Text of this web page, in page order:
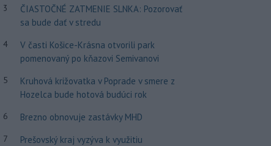
3
ČIASTOČNÉ ZATMENIE SLNKA: Pozorovať
sa bude dať v stredu
4
V časti Košice-Krásna otvorili park
pomenovaný po kňazovi Semivanovi
5
Kruhová križovatka v Poprade v smere z
Hozelca bude hotová budúci rok
6 Brezno obnovuje zastávky MHD
7
Prešovský kraj vyzýva k využitiu